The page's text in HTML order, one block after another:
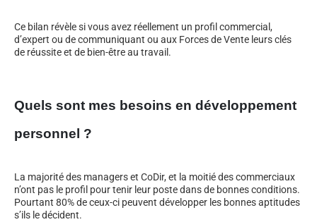
Ce bilan révèle si vous avez réellement un profil commercial,
d’expert ou de communiquant ou aux Forces de Vente leurs clés
de réussite et de bien-être au travail.
Quels sont mes besoins en développement
personnel ?
La majorité des managers et CoDir, et la moitié des commerciaux
n’ont pas le profil pour tenir leur poste dans de bonnes conditions.
Pourtant 80% de ceux-ci peuvent développer les bonnes aptitudes
s’ils le décident.